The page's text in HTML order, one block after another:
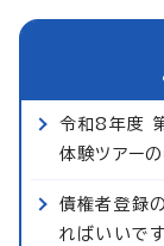
令和8年度
体験ツアー
債権者登録
ればいいで